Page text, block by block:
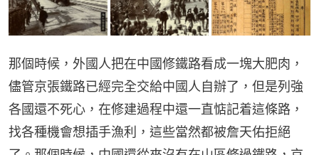
那個時候，外國人把在中國修鐵路看成一塊大肥肉，
儘管京張鐵路已經完全交給中國人自辦了，但是列強
各國還不死心，在修建過程中還一直惦記着這條路，
找各種機會想插手漁利，這些當然都被詹天佑拒絕